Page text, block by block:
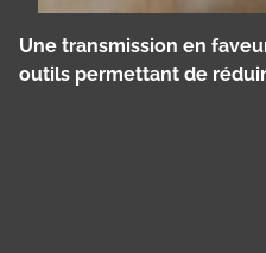
Une transmission en
outils permettant de